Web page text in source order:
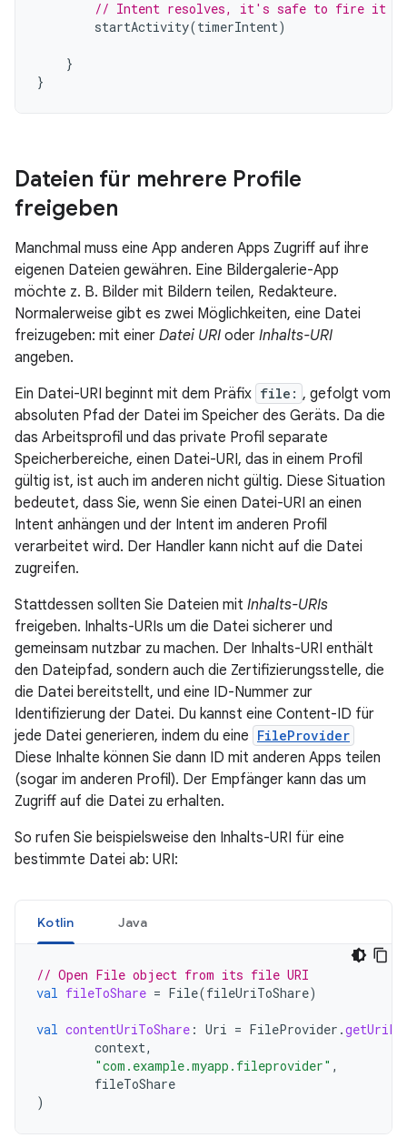
// Intent resolves, it's safe to fire it
startActivity(timerIntent)
}
}
Dateien für mehrere Profile
freigeben
Manchmal muss eine App anderen Apps Zugriff auf ihre
eigenen Dateien gewähren. Eine Bildergalerie-App
möchte z. B. Bilder mit Bildern teilen, Redakteure.
Normalerweise gibt es zwei Möglichkeiten, eine Datei
freizugeben: mit einer Datei URI oder Inhalts-URI
angeben.
Ein Datei-URI beginnt mit dem Präfix file: , gefolgt vom
absoluten Pfad der Datei im Speicher des Geräts. Da die
das Arbeitsprofil und das private Profil separate
Speicherbereiche, einen Datei-URI, das in einem Profil
gültig ist, ist auch im anderen nicht gültig. Diese Situation
bedeutet, dass Sie, wenn Sie einen Datei-URI an einen
Intent anhängen und der Intent im anderen Profil
verarbeitet wird. Der Handler kann nicht auf die Datei
zugreifen.
Stattdessen sollten Sie Dateien mit Inhalts-URIs
freigeben. Inhalts-URIs um die Datei sicherer und
gemeinsam nutzbar zu machen. Der Inhalts-URI enthält
den Dateipfad, sondern auch die Zertifizierungsstelle, die
die Datei bereitstellt, und eine ID-Nummer zur
Identifizierung der Datei. Du kannst eine Content-ID für
jede Datei generieren, indem du eine FileProvider
Diese Inhalte können Sie dann ID mit anderen Apps teilen
(sogar im anderen Profil). Der Empfänger kann das um
Zugriff auf die Datei zu erhalten.
So rufen Sie beispielsweise den Inhalts-URI für eine
bestimmte Datei ab: URI:
Kotlin Java
// Open File object from its file URI
val fileToShare = File(fileUriToShare)
val contentUriToShare : Uri = FileProvider .
context,
"com.example.myapp.fileprovider" ,
fileToShare
)